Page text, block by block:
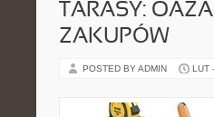
TARASY:
ZAKUPÓW
POSTED BY ADMIN LUT